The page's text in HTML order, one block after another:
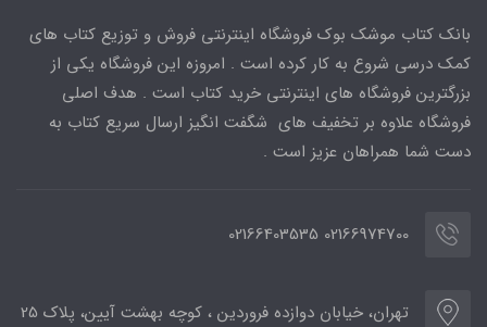
بانک کتاب موشک بوک فروشگاه اینترنتی فروش و توزیع کتاب های
کمک درسی شروع به کار کرده است . امروزه این فروشگاه یکی از
بزرگترین فروشگاه های اینترنتی خرید کتاب است . هدف اصلی
فروشگاه علاوه بر تخفیف های شگفت انگیز ارسال سریع کتاب به
دست شما همراهان عزیز است .
02166974700 02166403535
تهران، خیابان دوازده فروردین ، کوچه بهشت آیین، پلاک 25